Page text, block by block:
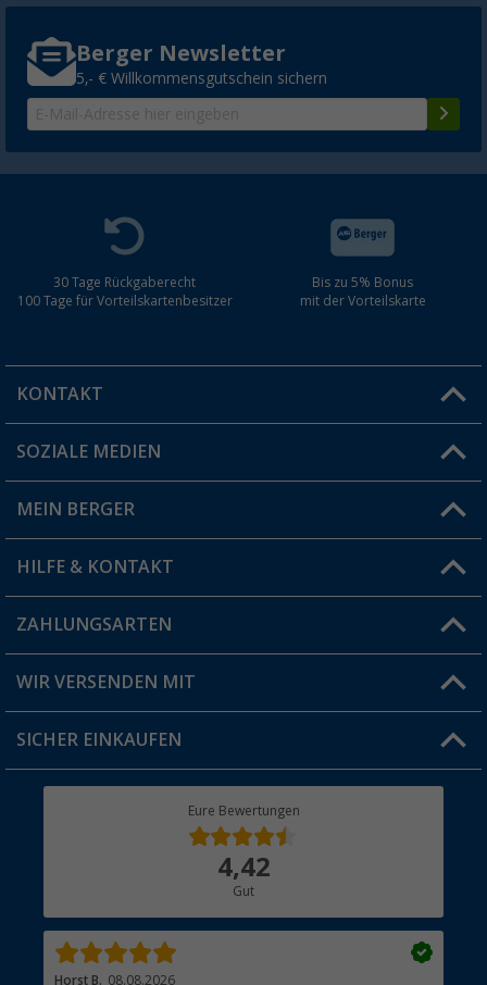
Berger Newsletter
5,- € Willkommensgutschein sichern
30 Tage Rückgaberecht
100 Tage für Vorteilskartenbesitzer
Bis zu 5% Bonus
mit der Vorteilskarte
KONTAKT
Du hast eine Frage?
Filiale finden
SOZIALE MEDIEN
MEIN BERGER
Vorteilskarte
Blog
Jobs & Karriere
HILFE & KONTAKT
FAQ & Kontakt
Versandinformationen
Rücksendung
ZAHLUNGSARTEN
WIR VERSENDEN MIT
SICHER EINKAUFEN
Eure Bewertungen
4,42
Gut
Horst B. 08.08.2026